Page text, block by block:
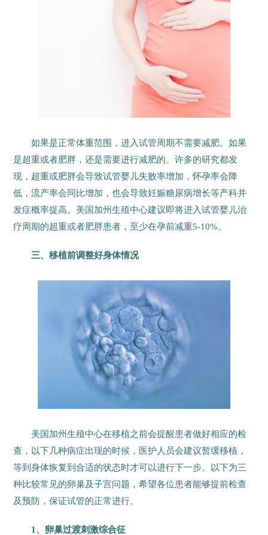
如果是正常体重范围，进入试管周期不需要减肥。如果
是超重或者肥胖，还是需要进行减肥的。许多的研究都发
现，超重或肥胖会导致试管婴儿失败率增加，怀孕率会降
低，流产率会同比增加，也会导致妊娠糖尿病增长等产科并
发症概率提高。美国加州生殖中心建议即将进入试管婴儿治
疗周期的超重或者肥胖患者，至少在孕前减重5-10%。
三、移植前调整好身体情况
美国加州生殖中心在移植之前会提醒患者做好相应的检
查，以下几种病症出现的时候，医护人员会建议暂缓移植，
等到身体恢复到合适的状态时才可以进行下一步。以下为三
种比较常见的卵巢及子宫问题，希望各位患者能够提前检查
及预防，保证试管的正常进行。
1、卵巢过渡刺激综合征